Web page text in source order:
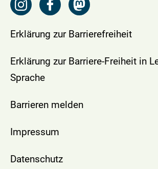
Erklärung zur Barrierefreiheit
Erklärung zur Barriere-Freiheit in
Sprache
Barrieren melden
Impressum
Datenschutz